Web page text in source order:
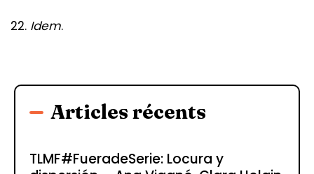
22. Idem.
Articles récents
TLMF#FueradeSerie: Locura y